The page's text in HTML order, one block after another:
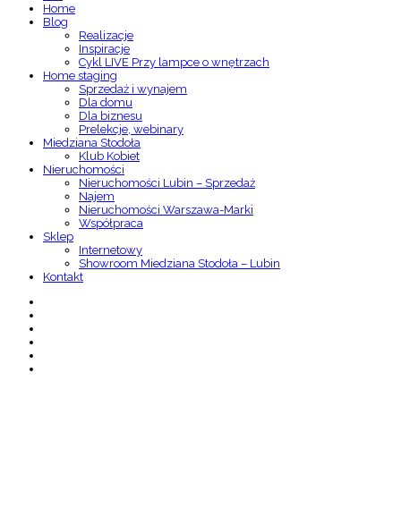
Home
Blog
Realizacje
Inspiracje
Cykl LIVE Przy lampce o wnętrzach
Home staging
Sprzedaż i wynajem
Dla domu
Dla biznesu
Prelekcje, webinary
Miedziana Stodoła
Klub Kobiet
Nieruchomości
Nieruchomości Lubin – Sprzedaż
Najem
Nieruchomości Warszawa-Marki
Współpraca
Sklep
Internetowy
Showroom Miedziana Stodoła – Lubin
Kontakt